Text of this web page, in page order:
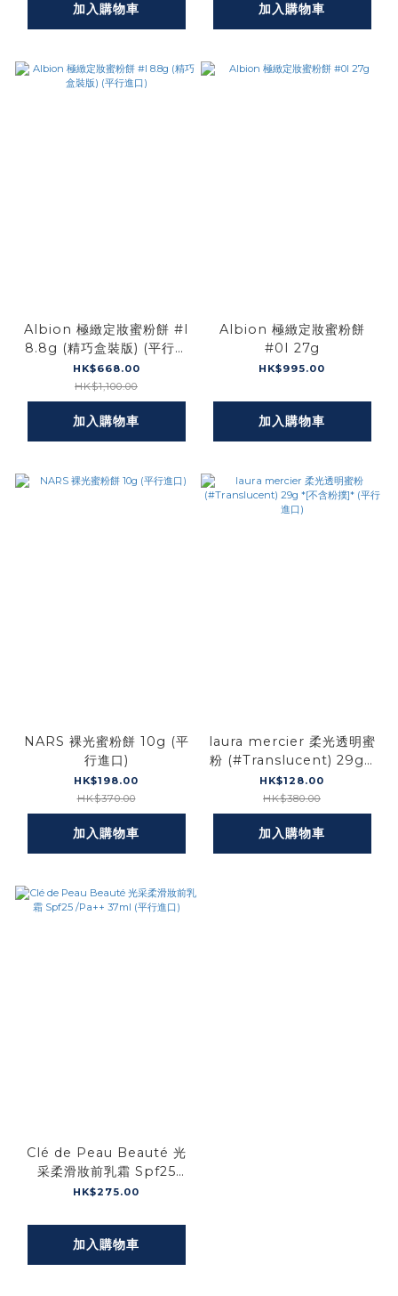
加入購物車 加入購物車
Albion 極緻定妝蜜粉餅 #I
8.8g (精巧盒裝版) (平行進
口)
HK$668.00
HK$1,100.00
加入購物車
Albion 極緻定妝蜜粉餅
#0I 27g
HK$995.00
加入購物車
NARS 裸光蜜粉餅 10g (平
行進口)
HK$198.00
HK$370.00
加入購物車
laura mercier 柔光透明蜜
粉 (#Translucent) 29g *
[不含粉撲]* (平行進口)
HK$128.00
HK$380.00
加入購物車
Clé de Peau Beauté 光
采柔滑妝前乳霜 Spf25
/Pa++ 37ml (平行進口)
HK$275.00
加入購物車